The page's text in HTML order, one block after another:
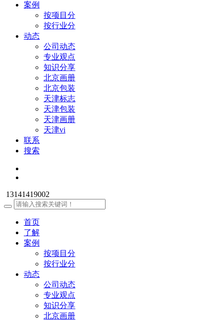
案例
按项目分
按行业分
动态
公司动态
专业观点
知识分享
北京画册
北京包装
天津标志
天津包装
天津画册
天津vi
联系
搜索
13141419002
首页
了解
案例
按项目分
按行业分
动态
公司动态
专业观点
知识分享
北京画册